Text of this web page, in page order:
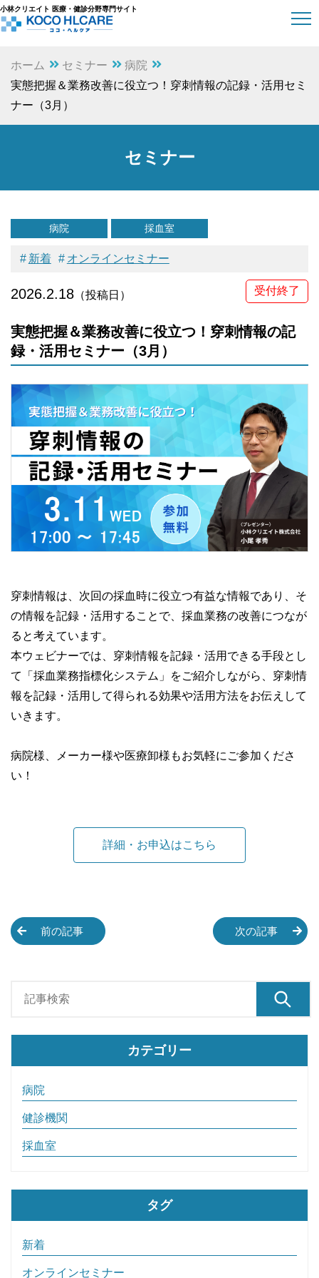
小林クリエイト 医療・健診分野専門サイト
ホーム セミナー
病院
実態把握＆業務改善に役立つ！穿刺情報の記録・活用セミ
ナー（3月）
セミナー
病院 採血室
新着 オンラインセミナー
2026.2.18 （投稿日） 受付終了
実態把握＆業務改善に役立つ！穿刺情報の記
録・活用セミナー（3月）
穿刺情報は、次回の採血時に役立つ有益な情報であり、そ
の情報を記録・活用することで、採血業務の改善につなが
ると考えています。
本ウェビナーでは、穿刺情報を記録・活用できる手段とし
て「採血業務指標化システム」をご紹介しながら、穿刺情
報を記録・活用して得られる効果や活用方法をお伝えして
いきます。
病院様、メーカー様や医療卸様もお気軽にご参加くださ
い！
詳細・お申込はこちら
前の記事 次の記事
カテゴリー
病院
健診機関
採血室
タグ
新着
オンラインセミナー